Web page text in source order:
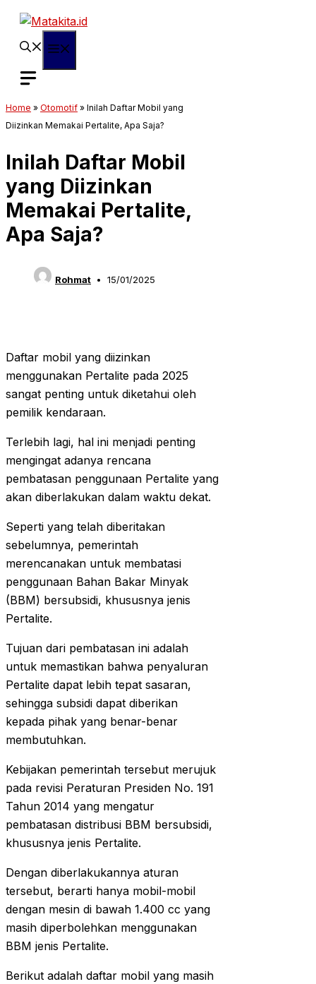
Langsung
Home » Otomotif » Inilah Daftar Mobil yang
Diizinkan Memakai Pertalite, Apa Saja?
Inilah Daftar Mobil
yang Diizinkan
Memakai Pertalite,
Apa Saja?
Rohmat 15/01/2025
Daftar mobil yang diizinkan
menggunakan Pertalite pada 2025
sangat penting untuk diketahui oleh
pemilik kendaraan.
Terlebih lagi, hal ini menjadi penting
mengingat adanya rencana
pembatasan penggunaan Pertalite yang
akan diberlakukan dalam waktu dekat.
Seperti yang telah diberitakan
sebelumnya, pemerintah
merencanakan untuk membatasi
penggunaan Bahan Bakar Minyak
(BBM) bersubsidi, khususnya jenis
Pertalite.
Tujuan dari pembatasan ini adalah
untuk memastikan bahwa penyaluran
Pertalite dapat lebih tepat sasaran,
sehingga subsidi dapat diberikan
kepada pihak yang benar-benar
membutuhkan.
Kebijakan pemerintah tersebut merujuk
pada revisi Peraturan Presiden No. 191
Tahun 2014 yang mengatur
pembatasan distribusi BBM bersubsidi,
khususnya jenis Pertalite.
Dengan diberlakukannya aturan
tersebut, berarti hanya mobil-mobil
dengan mesin di bawah 1.400 cc yang
masih diperbolehkan menggunakan
BBM jenis Pertalite.
Berikut adalah daftar mobil yang masih